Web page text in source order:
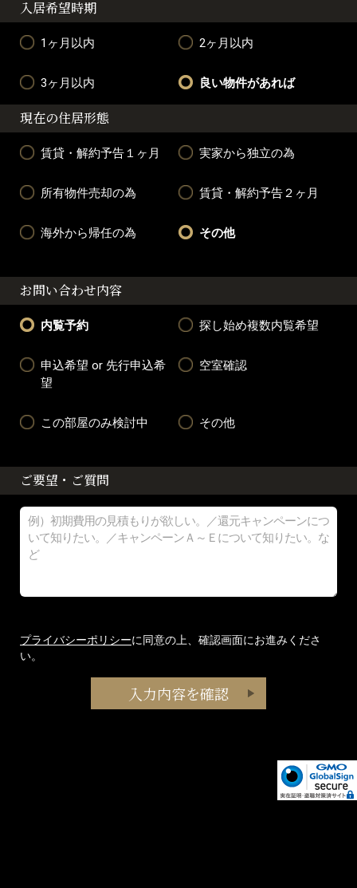
入居希望時期
1ヶ月以内 2ヶ月以内
3ヶ月以内 良い物件があれば
現在の住居形態
賃貸・解約予告１ヶ月 実家から独立の為
所有物件売却の為 賃貸・解約予告２ヶ月
海外から帰任の為 その他
お問い合わせ内容
内覧予約 探し始め複数内覧希望
申込希望 or 先行申込希
望
空室確認
この部屋のみ検討中 その他
ご要望・ご質問
プライバシーポリシーに同意の上、確認画面にお進みくださ
い。